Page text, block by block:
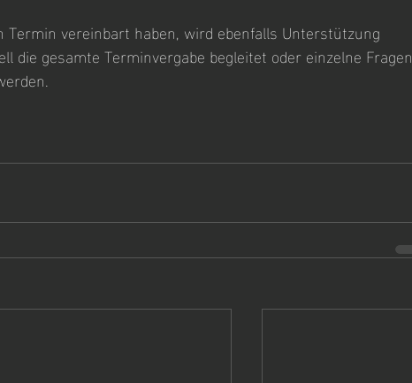
Termin vereinbart haben, wird ebenfalls Unterstützung
die gesamte Terminvergabe begleitet oder einzelne Fragen